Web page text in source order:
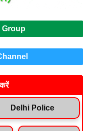
करें
Delhi Police